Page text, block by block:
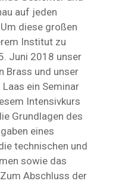
auf jeden
diese großen
Institut zu
Juni 2018 unser
Brass und unser
ein Seminar
Intensivkurs
Grundlagen des
eines
technischen und
sowie das
Abschluss der